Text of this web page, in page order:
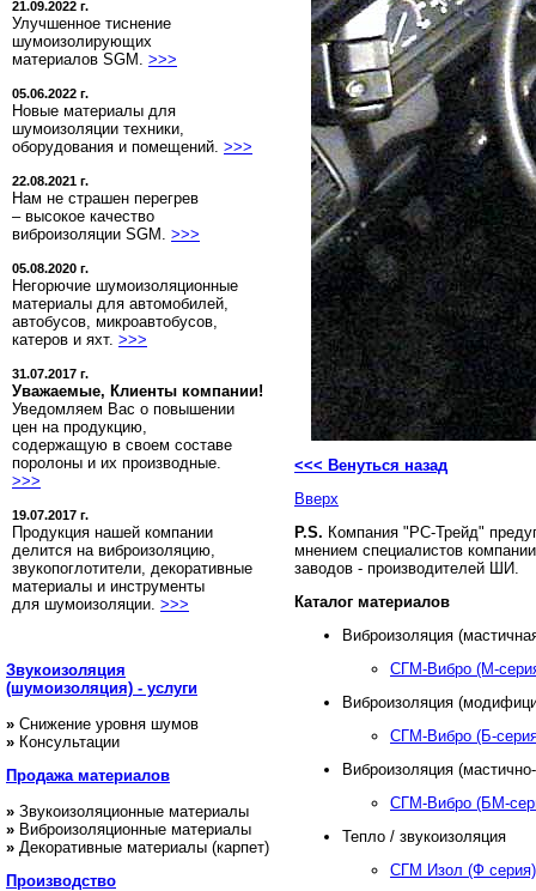
21.09.2022 г.
Улучшенное тиснение
шумоизолирующих
материалов SGM. >>>
05.06.2022 г.
Новые материалы для
шумоизоляции техники,
оборудования и помещений. >>>
22.08.2021 г.
Нам не страшен перегрев
– высокое качество
виброизоляции SGM. >>>
05.08.2020 г.
Негорючие шумоизоляционные
материалы для автомобилей,
автобусов, микроавтобусов,
катеров и яхт. >>>
31.07.2017 г.
Уважаемые, Клиенты компании!
Уведомляем Вас о повышении
цен на продукцию,
содержащую в своем составе
поролоны и их производные.
>>>
19.07.2017 г.
Продукция нашей компании
делится на виброизоляцию,
звукопоглотители, декоративные
материалы и инструменты
для шумоизоляции. >>>
Звукоизоляция
(шумоизоляция) - услуги
» Снижение уровня шумов
» Консультации
Продажаматериалов
» Звукоизоляционные материалы
» Виброизоляционные материалы
» Декоративные материалы (карпет)
Производство
<<< Венуться назад
Вверх
P.S. Компания "РС-Трейд"
мнением специалистов
заводов - производителей ШИ.
Каталог материалов
Виброизоляция
СГМ-Вибро (М-
Виброизоляция
СГМ-Вибро (Б-
Виброизоляция
СГМ-Вибро (БМ-
Тепло / звукоизоляция
СГМ Изол (Ф серия)